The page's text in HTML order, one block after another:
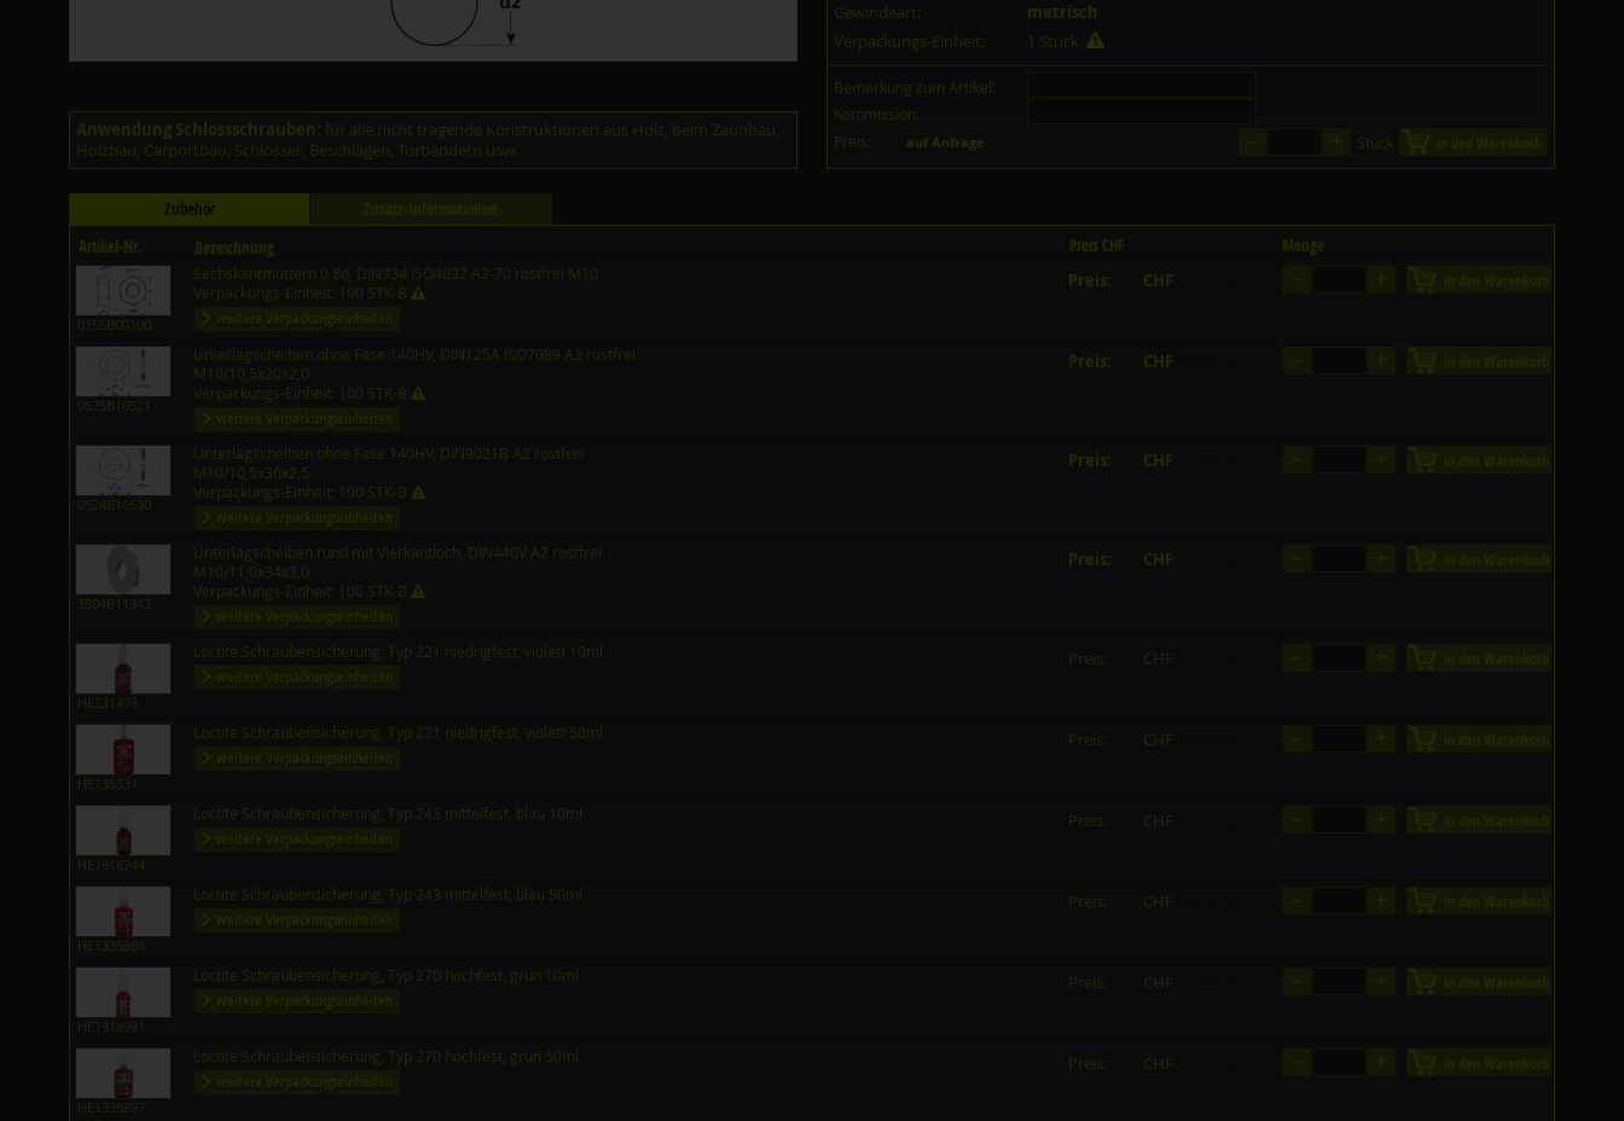
Anwendung Schlossschrauben: für alle nicht tragende Konstruktionen aus Holz, beim Zaunbau,
Holzbau, Carportbau, Schlösser, Beschlägen, Torbändern usw.
Gewindeart:
metrisch
Verpackungs-Einheit:
1 Stück
Bemerkung zum Artikel:
Kommission:
Preis:
auf Anfrage Stück
Zubehör
Artikel-Nr.
Bezeichnung Preis CHF Menge
0155B00100
Sechskantmuttern 0,8d, DIN934 ISO4032 A2-70 rostfrei M10
Verpackungs-Einheit: 100 STK-B
weitere Verpackungseinheiten
Preis: CHF
0525B10521
Unterlagscheiben ohne Fase 140HV, DIN125A ISO7089 A2 rostfrei
M10/10,5x20x2,0
Verpackungs-Einheit: 100 STK-B
weitere Verpackungseinheiten
Preis: CHF
0524B10530
Unterlagscheiben ohne Fase 140HV, DIN9021B A2 rostfrei
M10/10,5x30x2,5
Verpackungs-Einheit: 100 STK-B
weitere Verpackungseinheiten
Preis: CHF
3504B11343
Unterlagscheiben rund mit Vierkantloch, DIN440V A2 rostfrei
M10/11,0x34x3,0
Verpackungs-Einheit: 100 STK-B
weitere Verpackungseinheiten
Preis: CHF
HE231473
Loctite Schraubensicherung, Typ 221 niedrigfest, violett 10ml
weitere Verpackungseinheiten
Preis: CHF
HE135331
Loctite Schraubensicherung, Typ 221 niedrigfest, violett 50ml
weitere Verpackungseinheiten
Preis: CHF
HE1918244
Loctite Schraubensicherung, Typ 243 mittelfest, blau 10ml
weitere Verpackungseinheiten
Preis: CHF
HE1335884
Loctite Schraubensicherung, Typ 243 mittelfest, blau 50ml
weitere Verpackungseinheiten
Preis: CHF
HE1918991
Loctite Schraubensicherung, Typ 270 hochfest, grün 10ml
weitere Verpackungseinheiten
Preis: CHF
HE1335897
Loctite Schraubensicherung, Typ 270 hochfest, grün 50ml
weitere Verpackungseinheiten
Preis: CHF